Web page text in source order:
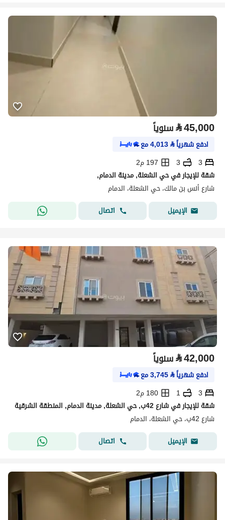
⃁45,000 سنوياً
ادفع شهرياً⃁
4,013مع
3
3
197 م2
شقة للإيجار في حي الشعلة, مدينة الدمام,
شارع أنس بن مالك، حي الشعلة، الدمام
الإيميل
اتصال
⃁42,000 سنوياً
ادفع شهرياً⃁
3,745مع
3
1
180 م2
شقة للإيجار في شارع 42ب, حي الشعلة, مدينة الدمام, المنطقة الشرقية
شارع 42ب، حي الشعلة، الدمام
الإيميل
اتصال